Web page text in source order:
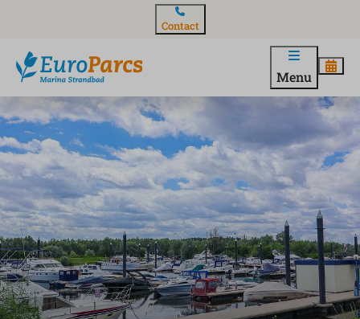
Contact
Menu